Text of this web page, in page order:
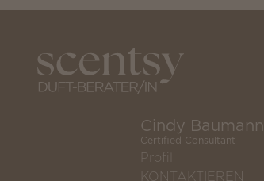
Cindy Baumann
Certified Consultant
Profil
KONTAKTIEREN